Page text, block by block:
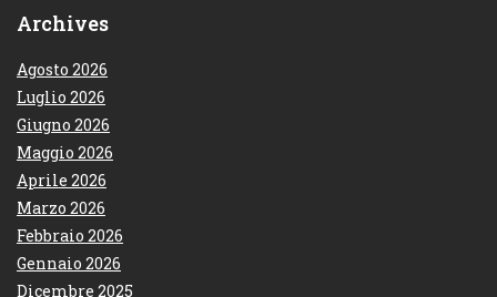
Archives
Agosto 2026
Luglio 2026
Giugno 2026
Maggio 2026
Aprile 2026
Marzo 2026
Febbraio 2026
Gennaio 2026
Dicembre 2025